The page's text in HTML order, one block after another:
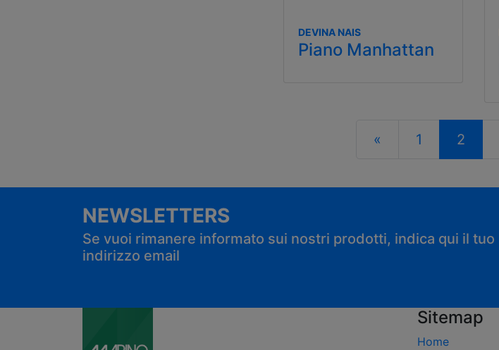
DEVINA NAIS
Piano Manhattan
« 1 2
NEWSLETTERS
Se vuoi rimanere informato sui nostri prodotti, indica qui il tuo
indirizzo email
Sitemap
Home